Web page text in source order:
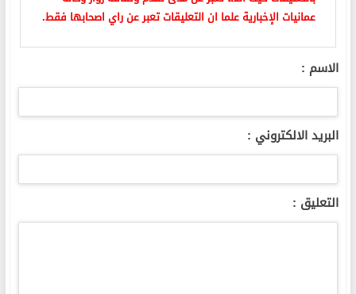
عمانيات الإخبارية علما ان التعليقات تعبر عن راي اصحابها فقط.
الاسم :
البريد الالكتروني :
التعليق :